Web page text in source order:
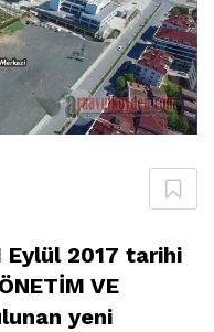
Eylül 2017 tarihi
VE
yeni